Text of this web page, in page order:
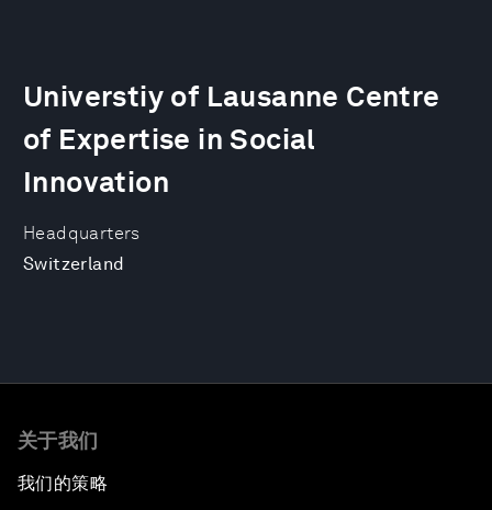
Headquarters
Switzerland
Universtiy of Lausanne Centre
of Expertise in Social
Innovation
关于我们
我们的策略